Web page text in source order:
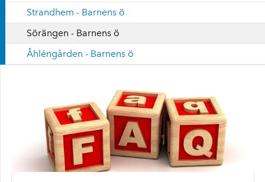
Strandhem - Barnens ö
Sörängen - Barnens ö
Åhléngården - Barnens ö